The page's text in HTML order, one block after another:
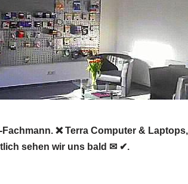
❌ Terra Computer &
sehen wir uns bald ✉ ✔.